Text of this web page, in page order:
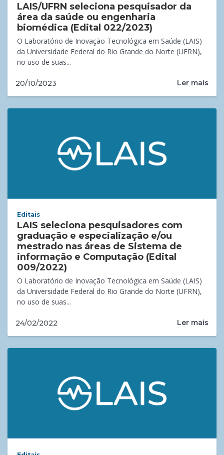
LAIS/UFRN seleciona pesquisador da
área da saúde ou engenharia
biomédica (Edital 022/2023)
O Laboratório de Inovação Tecnológica em Saúde (LAIS)
da Universidade Federal do Rio Grande do Norte (UFRN),
no uso de suas...
20/10/2023 Ler mais
Editais
LAIS seleciona pesquisadores com
graduação e especialização e/ou
mestrado nas áreas de Sistema de
informação e Computação (Edital
009/2022)
O Laboratório de Inovação Tecnológica em Saúde (LAIS)
da Universidade Federal do Rio Grande do Norte (UFRN),
no uso de suas...
24/02/2022 Ler mais